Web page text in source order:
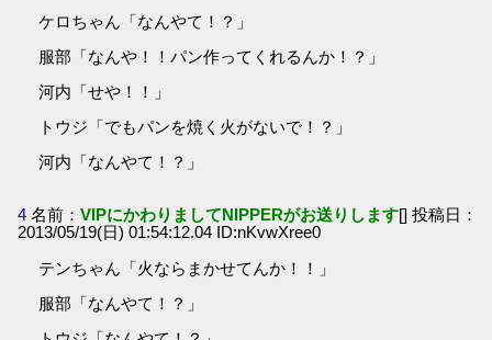
ケロちゃん「なんやて！？」
服部「なんや！！パン作ってくれるんか！？」
河内「せや！！」
トウジ「でもパンを焼く火がないで！？」
河内「なんやて！？」
4 名前：VIPにかわりましてNIPPERがお送りします[] 投稿日：
2013/05/19(日) 01:54:12.04 ID:nKvwXree0
テンちゃん「火ならまかせてんか！！」
服部「なんやて！？」